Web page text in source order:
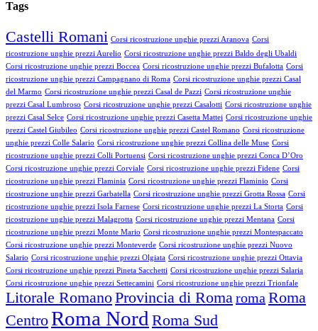
Tags
Castelli Romani Corsi ricostruzione unghie prezzi Aranova Corsi
ricostruzione unghie prezzi Aurelio Corsi ricostruzione unghie prezzi Baldo degli Ubaldi
Corsi ricostruzione unghie prezzi Boccea Corsi ricostruzione unghie prezzi Bufalotta Corsi
ricostruzione unghie prezzi Campagnano di Roma Corsi ricostruzione unghie prezzi Casal
del Marmo Corsi ricostruzione unghie prezzi Casal de Pazzi Corsi ricostruzione unghie
prezzi Casal Lumbroso Corsi ricostruzione unghie prezzi Casalotti Corsi ricostruzione unghie
prezzi Casal Selce Corsi ricostruzione unghie prezzi Casetta Mattei Corsi ricostruzione unghie
prezzi Castel Giubileo Corsi ricostruzione unghie prezzi Castel Romano Corsi ricostruzione
unghie prezzi Colle Salario Corsi ricostruzione unghie prezzi Collina delle Muse Corsi
ricostruzione unghie prezzi Colli Portuensi Corsi ricostruzione unghie prezzi Conca D’Oro
Corsi ricostruzione unghie prezzi Corviale Corsi ricostruzione unghie prezzi Fidene Corsi
ricostruzione unghie prezzi Flaminia Corsi ricostruzione unghie prezzi Flaminio Corsi
ricostruzione unghie prezzi Garbatella Corsi ricostruzione unghie prezzi Grotta Rossa Corsi
ricostruzione unghie prezzi Isola Farnese Corsi ricostruzione unghie prezzi La Storta Corsi
ricostruzione unghie prezzi Malagrotta Corsi ricostruzione unghie prezzi Mentana Corsi
ricostruzione unghie prezzi Monte Mario Corsi ricostruzione unghie prezzi Montespaccato
Corsi ricostruzione unghie prezzi Monteverde Corsi ricostruzione unghie prezzi Nuovo
Salario Corsi ricostruzione unghie prezzi Olgiata Corsi ricostruzione unghie prezzi Ottavia
Corsi ricostruzione unghie prezzi Pineta Sacchetti Corsi ricostruzione unghie prezzi Salaria
Corsi ricostruzione unghie prezzi Settecamini Corsi ricostruzione unghie prezzi Trionfale
Litorale RomanoProvincia di Romaroma Roma
CentroRoma Nord Roma Sud